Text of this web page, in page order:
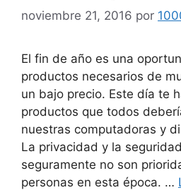
noviembre 21, 2016 por
El fin de año es una
productos necesarios de
un bajo precio. Este día te
productos que todos
nuestras computadoras y
La privacidad y la
seguramente no son
personas en esta época. …